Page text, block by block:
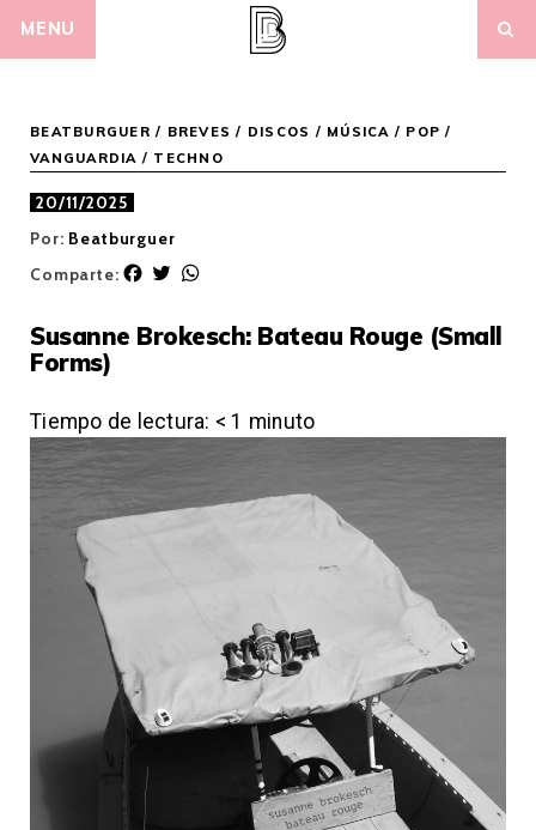
MENU
BEATBURGUER / BREVES / DISCOS / MÚSICA / POP /
VANGUARDIA / TECHNO
20/11/2025
Por: Beatburguer
Comparte:
F
e
o
k
T
t
r
t
p
p
Susanne Brokesch: Bateau Rouge (Small
Forms)
Tiempo de lectura: < 1 minuto